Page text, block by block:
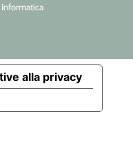
alla privacy